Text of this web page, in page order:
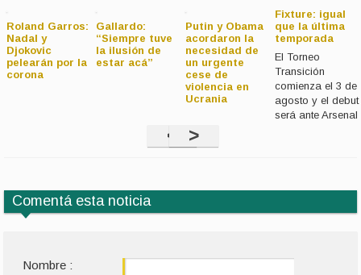
Roland Garros:
Nadal y
Djokovic
pelearán por la
corona
Gallardo:
“Siempre tuve
la ilusión de
estar acá”
Putin y Obama
acordaron la
necesidad de
un urgente
cese de
violencia en
Ucrania
Fixture: igual
que la última
temporada
El Torneo
Transición
comienza el 3 de
agosto y el debut
será ante Arsenal
< >
Comentá esta noticia
Nombre :